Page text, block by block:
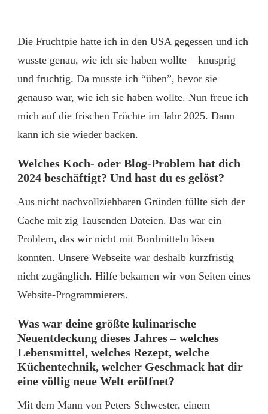
Die Fruchtpie hatte ich in den USA gegessen und ich
wusste genau, wie ich sie haben wollte – knusprig
und fruchtig. Da musste ich “üben”, bevor sie
genauso war, wie ich sie haben wollte. Nun freue ich
mich auf die frischen Früchte im Jahr 2025. Dann
kann ich sie wieder backen.
Welches Koch- oder Blog-Problem hat dich
2024 beschäftigt? Und hast du es gelöst?
Aus nicht nachvollziehbaren Gründen füllte sich der
Cache mit zig Tausenden Dateien. Das war ein
Problem, das wir nicht mit Bordmitteln lösen
konnten. Unsere Webseite war deshalb kurzfristig
nicht zugänglich. Hilfe bekamen wir von Seiten eines
Website-Programmierers.
Was war deine größte kulinarische
Neuentdeckung dieses Jahres – welches
Lebensmittel, welches Rezept, welche
Küchentechnik, welcher Geschmack hat dir
eine völlig neue Welt eröffnet?
Mit dem Mann von Peters Schwester, einem